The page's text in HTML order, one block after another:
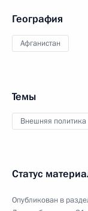
География
Афганистан
Темы
Внешняя политика
Статус
Опубликован в